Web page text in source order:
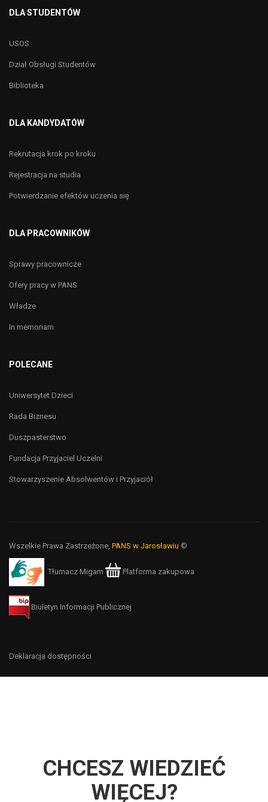
DLA STUDENTÓW
USOS
Dział Obsługi Studentów
Biblioteka
DLA KANDYDATÓW
Rekrutacja krok po kroku
Rejestracja na studia
Potwierdzanie efektów uczenia się
DLA PRACOWNIKÓW
Sprawy pracownicze
Ofery pracy w PANS
Władze
In memoriam
POLECANE
Uniwersytet Dzieci
Rada Biznesu
Duszpasterstwo
Fundacja Przyjaciel Uczelni
Stowarzyszenie Absolwentów i Przyjaciół
Wszelkie Prawa Zastrzeżone, PANS w Jarosławiu ©
Tłumacz Migam Platforma zakupowa
Biuletyn Informacji Publicznej
Deklaracja dostępności
CHCESZ WIEDZIEĆ
WIĘCEJ?